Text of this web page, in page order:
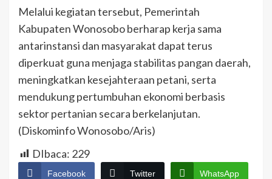
Melalui kegiatan tersebut, Pemerintah
Kabupaten Wonosobo berharap kerja sama
antarinstansi dan masyarakat dapat terus
diperkuat guna menjaga stabilitas pangan daerah,
meningkatkan kesejahteraan petani, serta
mendukung pertumbuhan ekonomi berbasis
sektor pertanian secara berkelanjutan.
(Diskominfo Wonosobo/Aris)
DIbaca: 229
Facebook Twitter WhatsApp